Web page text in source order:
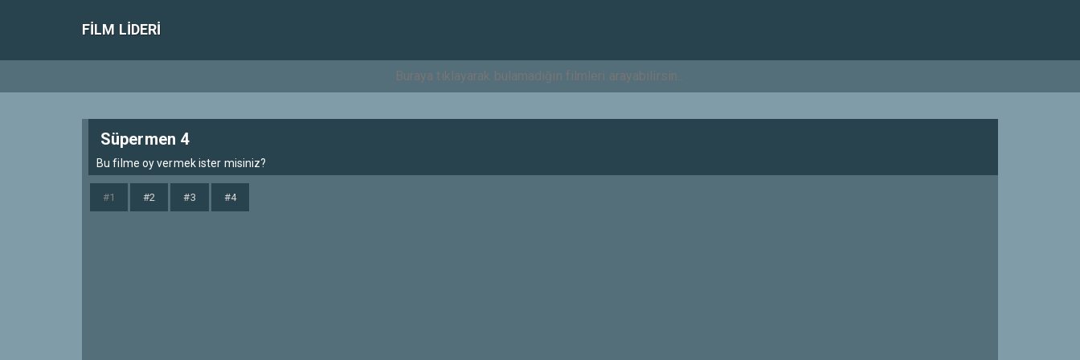
FILM LIDERI
Süpermen 4
Bu filme oy vermek ister misiniz?
#1 #2 #3 #4